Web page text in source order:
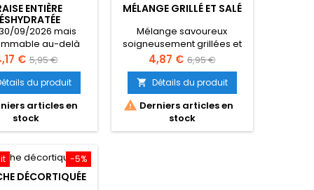
ENTIÈRE
09/2026 mais
au-delà
€ Prix
de
base
5,95 €
du produit
articles en
stock
MÉLANGE GRILLÉ ET SALÉ
Mélange savoureux
soigneusement grillées et
légèrement salées pour un
apéritif croustillant et
gourmand.
Prix
4,87 € Prix
de
base
6,95 €
 Détails du produit
 Derniers articles en
stock
-5%
DÉCORTIQUÉE